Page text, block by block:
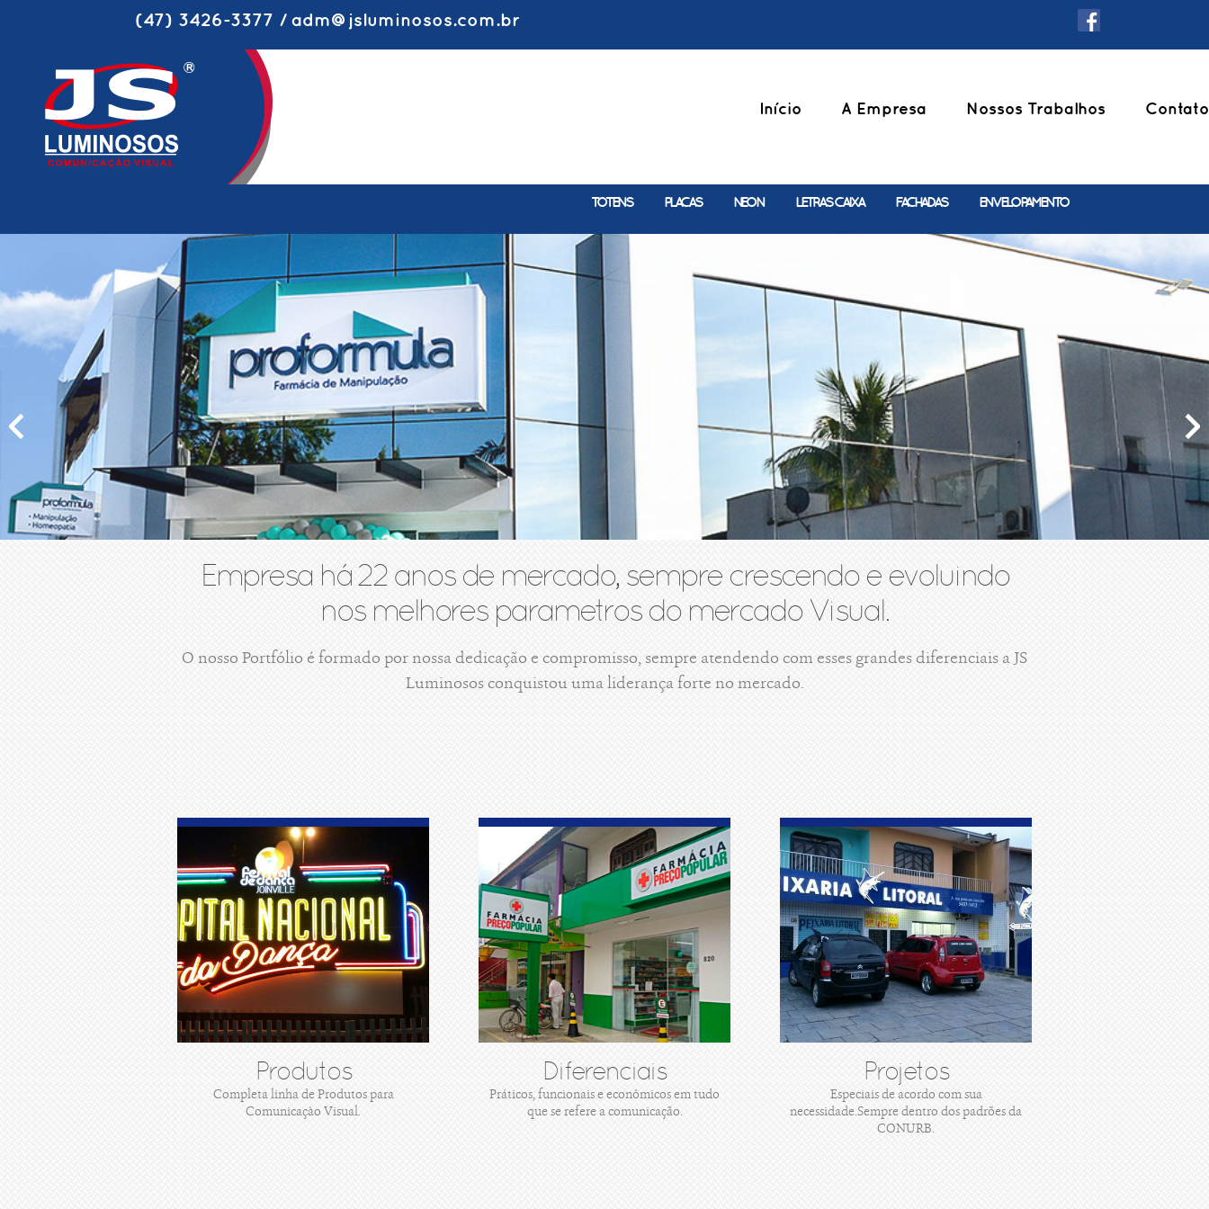
(47) 3426-3377 / adm@jsluminosos.com.br
Início A Empresa Nossos Trabalhos Contato
ENVELOPAMENTO
FACHADAS
LETRAS CAIXA
NEON
PLACAS
TOTENS
Empresa há 22 anos de mercado, sempre crescendo e evoluindo
nos melhores parametros do mercado Visual.
O nosso Portfólio é formado por nossa dedicação e compromisso, sempre atendendo com esses grandes diferenciais a JS
Luminosos conquistou uma liderança forte no mercado.
Produtos
Completa linha de Produtos para
Comunicaçào Visual.
Diferenciais
Práticos, funcionais e econômicos em tudo
que se refere a comunicação.
Projetos
Especiais de acordo com sua
necessidade.Sempre dentro dos padrões da
CONURB.